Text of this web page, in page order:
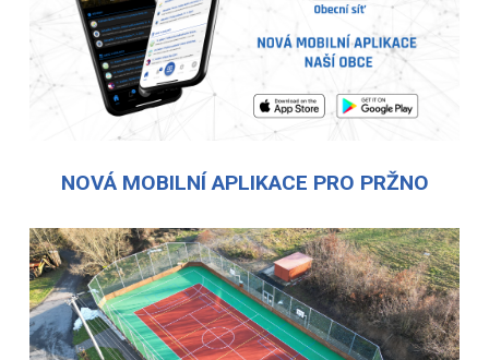
NOVÁ MOBILNÍ APLIKACE PRO PRŽNO